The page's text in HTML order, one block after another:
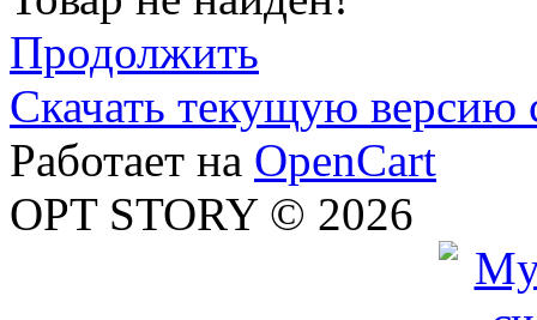
Продолжить
Скачать текущую версию
Работает на OpenCart
OPT STORY © 2026